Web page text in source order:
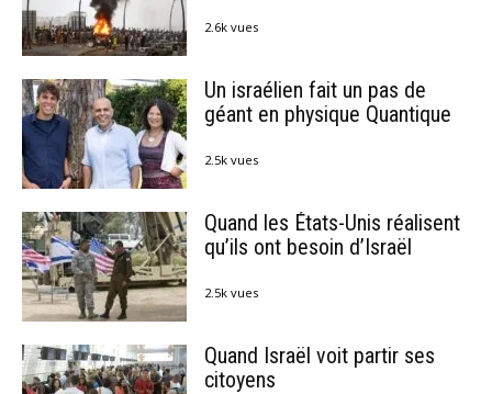
2.6k vues
Un israélien fait un pas de
géant en physique Quantique
2.5k vues
Quand les États-Unis réalisent
qu’ils ont besoin d’Israël
2.5k vues
Quand Israël voit partir ses
citoyens